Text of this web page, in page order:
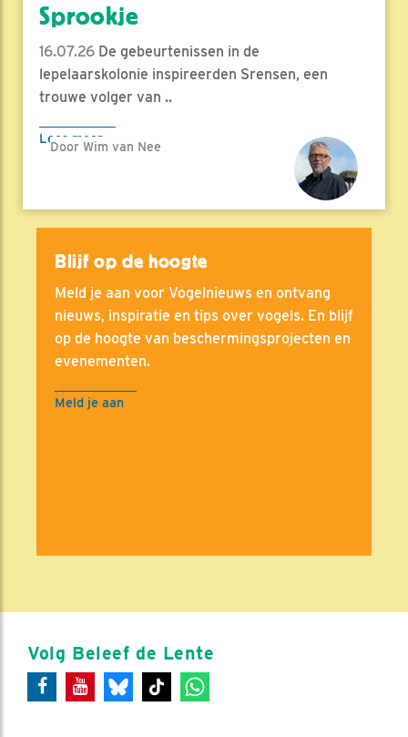
Sprookje
16.07.26 De gebeurtenissen in de
lepelaarskolonie inspireerden Srensen, een
trouwe volger van ..
Lees meer
Door Wim van Nee
Blijf op de hoogte
Meld je aan voor Vogelnieuws en ontvang
nieuws, inspiratie en tips over vogels. En blijf
op de hoogte van beschermingsprojecten en
evenementen.
Meld je aan
Volg Beleef de Lente